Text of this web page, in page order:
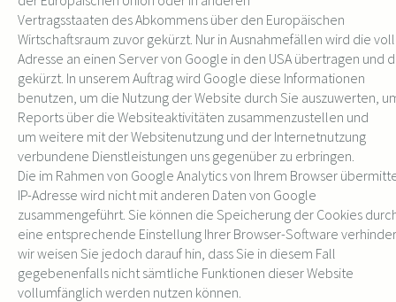
Vertragsstaaten des Abkommens über den Europäischen
Wirtschaftsraum zuvor gekürzt. Nur in Ausnahmefällen wird die
Adresse an einen Server von Google in den USA übertragen und
gekürzt. In unserem Auftrag wird Google diese Informationen
benutzen, um die Nutzung der Website durch Sie auszuwerten,
Reports über die Websiteaktivitäten zusammenzustellen und
um weitere mit der Websitenutzung und der Internetnutzung
verbundene Dienstleistungen uns gegenüber zu erbringen.
Die im Rahmen von Google Analytics von Ihrem Browser
IP-Adresse wird nicht mit anderen Daten von Google
zusammengeführt. Sie können die Speicherung der Cookies
eine entsprechende Einstellung Ihrer Browser-Software
wir weisen Sie jedoch darauf hin, dass Sie in diesem Fall
gegebenenfalls nicht sämtliche Funktionen dieser Website
vollumfänglich werden nutzen können.